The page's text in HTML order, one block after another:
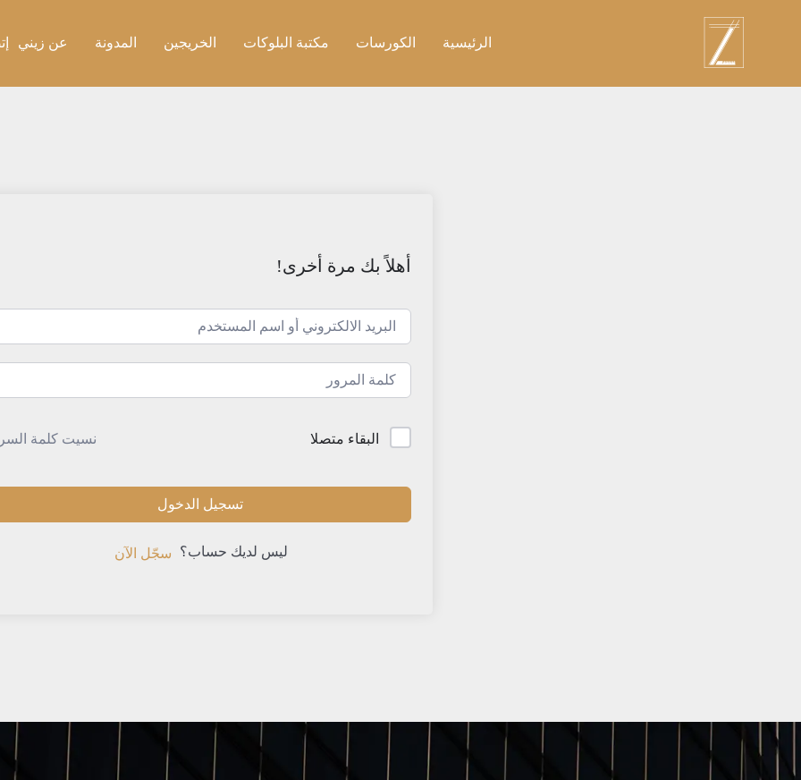
الرئيسية الكورسات مكتبة البلوكات الخريجين المدونة عن زيني
أهلاً بك مرة أخرى!
البقاء متصلا نسيت كلمة
تسجيل الدخول
ليس لديك حساب؟ سجّل الآن